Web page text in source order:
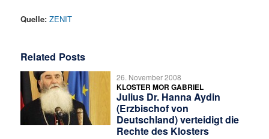
Quelle: ZENIT
Related Posts
26. November 2008
KLOSTER MOR GABRIEL
Julius Dr. Hanna Aydin
(Erzbischof von
Deutschland) verteidigt die
Rechte des Klosters